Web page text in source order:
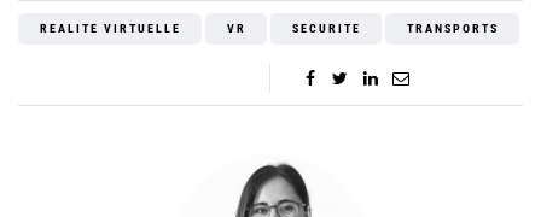
REALITE VIRTUELLE VR SECURITE TRANSPORTS